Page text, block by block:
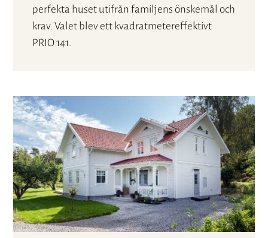
perfekta huset utifrån familjens önskemål och
krav. Valet blev ett kvadratmetereffektivt
PRIO 141.